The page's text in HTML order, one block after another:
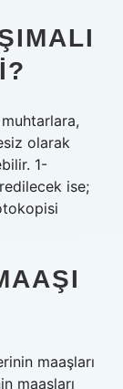
olarak
1-
ise;
maaşları
maaşları